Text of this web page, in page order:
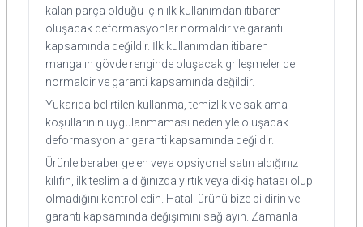
kalan parça olduğu için ilk kullanımdan itibaren
oluşacak deformasyonlar normaldir ve garanti
kapsamında değildir. İlk kullanımdan itibaren
mangalın gövde renginde oluşacak grileşmeler de
normaldir ve garanti kapsamında değildir.
Yukarıda belirtilen kullanma, temizlik ve saklama
koşullarının uygulanmaması nedeniyle oluşacak
deformasyonlar garanti kapsamında değildir.
Ürünle beraber gelen veya opsiyonel satın aldığınız
kılıfın, ilk teslim aldığınızda yırtık veya dikiş hatası olup
olmadığını kontrol edin. Hatalı ürünü bize bildirin ve
garanti kapsamında değişimini sağlayın. Zamanla